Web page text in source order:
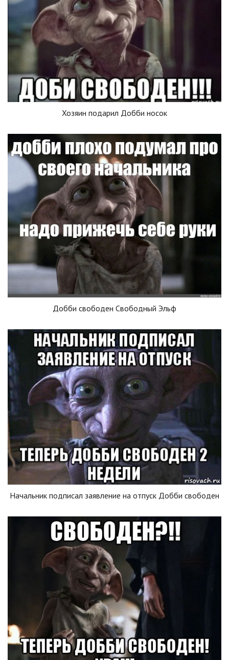
Хозяин подарил Добби носок
Добби свободен Свободный Эльф
Начальник подписал заявление на отпуск Добби свободен